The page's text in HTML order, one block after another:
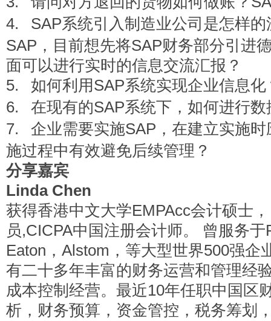
4.
SAP系统引入制造业公司是怎样
SAP，目前想先将SAP财务部分引进
面可以进行实时的信息交流汇报？
5.
如何利用SAP系统实现企业信息化
6.
在现有的SAP系统下，如何进行
7.
企业需要实施SAP，在建立实施
施过程中有效避免后续管理？
分享嘉宾
Linda Chen
获得香港中文大学EMPAcc会计硕士
员,CICPA中国注册会计师。 曾服务
Eaton，Alstom，等大型世界500强企
有二十多年丰富的财务运营和管理经
成本控制经营。最近10年任职中国区
析，财务预算，资金管控，税务筹划